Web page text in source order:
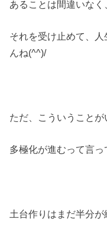
あることは間違いなく
それを受け止めて、
んね(^^)/
ただ、こういうことが
多極化が進むって言っ
土台作りはまだ半分が